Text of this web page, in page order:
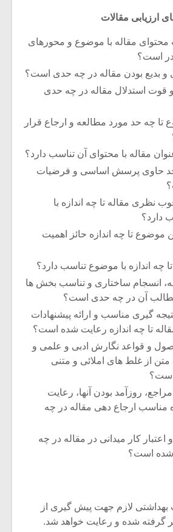
ارزیابی مقالات
محتوای مقاله با موضوع و محورهای
است؟
و بدیع بودن مقاله در چه حدی است؟
و قوت استدلال مقاله در چه حدی
تا چه حد مورد مطالعه و ارجاع قرار
مقاله با محتوای آن تناسب دارد؟
حد حاوی پرسش اساسی و فرضیات
نظری مقاله تا چه اندازه با
دارد؟
موضوع تا چه اندازه حائز اهمیت
چه اندازه با موضوع تناسب دارد؟
انسجام ساختاری و تناسب بخش ها
آن در چه حدی است؟
گیری مناسب و ارائه پیشنهادات
تا چه اندازه رعایت شده است؟
اصول و قواعد نگارش ادبی و علمی و
متن از غلط های املائی و متنی
روزآمد بودن آنها، رعایت
مناسب ارجاع دهی مقاله در چه
کار میدانی در مقاله در چه
است؟
بهداشتی لازم جهت پیش گیری از
گرفته شده و رعایت خواهد شد.